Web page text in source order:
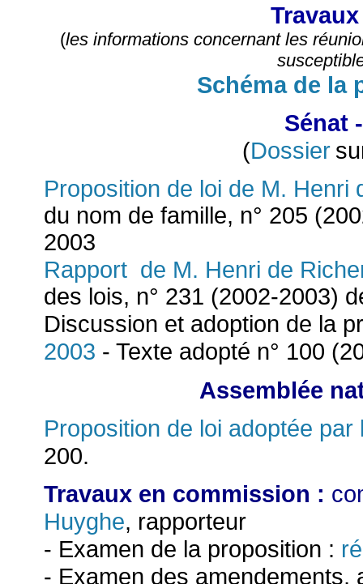
(les informations concernant les
Schéma de la
Sénat
(Dossier
Proposition de loi de M. Henri
du nom de famille, n° 205
2003
Rapport de M. Henri de
des lois, n° 231 (2002-2003)
Discussion et adoption de la
2003 - Texte adopté n° 100
Assemblée
Proposition de loi adoptée par
200.
Travaux en commission :
Huyghe, rapporteur
- Examen de la proposition :
- Examen des amendements,